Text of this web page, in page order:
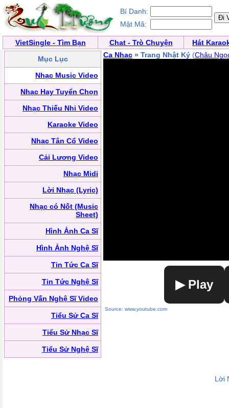
Bí Danh:
Mật Mã:
VietSingle - Tìm Bạn Chat - Trò Chuyện
Hát
Mục Lục
Nhạc Music Video
Nhạc Hay Tuyển Chọn
Nhạc Thiếu Nhi Video
Karaoke Video
Nhạc Tân Cổ Video
Cải Lương Video
Nhạc Midi
Lời Nhạc (Lyric)
Nhạc có Nốt (Music
Sheet)
Hình Ảnh Ca Sĩ
Hình Ảnh Nghệ Sĩ
Tin Tức Ca Sĩ
Tin Tức Nghệ Sĩ
Phỏng Vấn Nghệ Sĩ Video
Tiểu Sử Ca Sĩ
Tiểu Sử Nhạc Sĩ
Tiểu Sử Nghệ Sĩ
Ca Nhạc » Trang Nhật Ký (Châu
▶ Play
Source: www.youtube.com
Lời